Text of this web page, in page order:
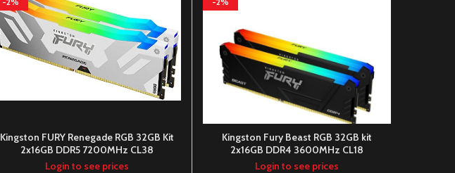
Kingston FURY Renegade RGB 32GB Kit
2x16GB DDR5 7200MHz CL38
Login to see prices
Kingston Fury Beast RGB 32GB kit
2x16GB DDR4 3600MHz CL18
Login to see prices